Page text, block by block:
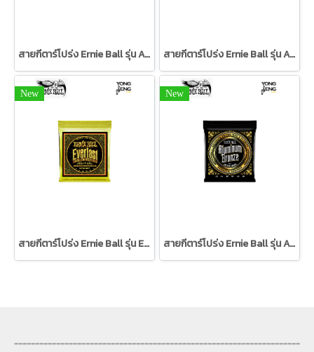
สายกีตาร์โปร่ง Ernie Ball รุ่น Aluminum Bronze 11/52 สายกีตาร์โปร่ง Ernie Ball รุ่น Aluminum Bronze 12/54
New
สายกีตาร์โปร่ง Ernie Ball รุ่น Extra Light Everlast Coated 80/20 Bronze Acoustic Guitar Strings 10-50 Gauge
New
สายกีตาร์โปร่ง Ernie Ball รุ่น Aluminum Bronze 10/50
--------------------------------------------------------------------